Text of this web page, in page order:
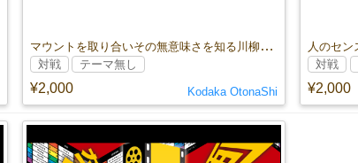
マウントを取り合いその無意味さを知る川柳バトルパーティーゲーム
¥2,000
対戦 テーマ無し
Kodaka OtonaShi ¥2,000
対戦